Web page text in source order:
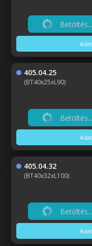
Betöltés...
405.04.25
(BT40x25xL90)
Betöltés...
405.04.32
(BT40x32xL100)
Betöltés...